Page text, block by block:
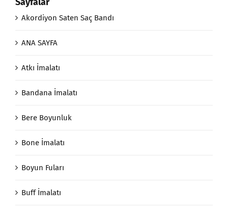
Akordiyon Saten Saç Bandı
ANA SAYFA
Atkı İmalatı
Bandana İmalatı
Bere Boyunluk
Bone İmalatı
Boyun Fuları
Buff İmalatı